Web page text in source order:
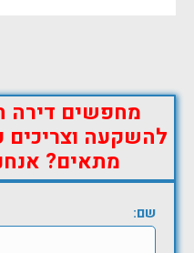
מחפשים דירה
להשקעה וצריכים
מתאים?
שם: